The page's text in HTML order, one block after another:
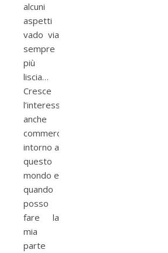
alcuni
aspetti
vado via
sempre
più
liscia…
Cresce
l’interesse,
anche
commerciale,
intorno a
questo
mondo e
quando
posso
fare la
mia
parte